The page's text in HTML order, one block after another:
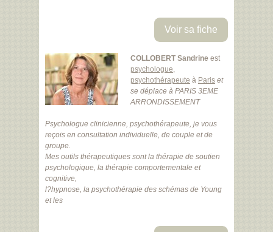
Voir sa fiche
COLLOBERT Sandrine est
psychologue,
psychothérapeute à Paris et
se déplace à PARIS 3EME
ARRONDISSEMENT
Psychologue clinicienne, psychothérapeute, je vous
reçois en consultation individuelle, de couple et de
groupe.
Mes outils thérapeutiques sont la thérapie de soutien
psychologique, la thérapie comportementale et
cognitive,
l?hypnose, la psychothérapie des schémas de Young
et les